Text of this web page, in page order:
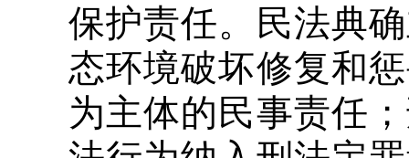
保护责任。民法典
态环境破坏修复和
为主体的民事责任